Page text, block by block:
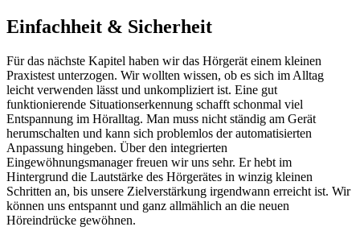
Einfachheit & Sicherheit
Für das nächste Kapitel haben wir das Hörgerät einem kleinen
Praxistest unterzogen. Wir wollten wissen, ob es sich im Alltag
leicht verwenden lässt und unkompliziert ist. Eine gut
funktionierende Situationserkennung schafft schonmal viel
Entspannung im Höralltag. Man muss nicht ständig am Gerät
herumschalten und kann sich problemlos der automatisierten
Anpassung hingeben. Über den integrierten
Eingewöhnungsmanager freuen wir uns sehr. Er hebt im
Hintergrund die Lautstärke des Hörgerätes in winzig kleinen
Schritten an, bis unsere Zielverstärkung irgendwann erreicht ist. Wir
können uns entspannt und ganz allmählich an die neuen
Höreindrücke gewöhnen.